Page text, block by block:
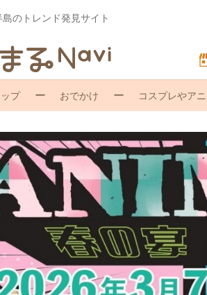
のトレンド発見サイト
プ おでかけ コスプレやア